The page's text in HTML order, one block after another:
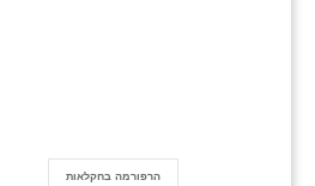
הרפורמה בחקלאות